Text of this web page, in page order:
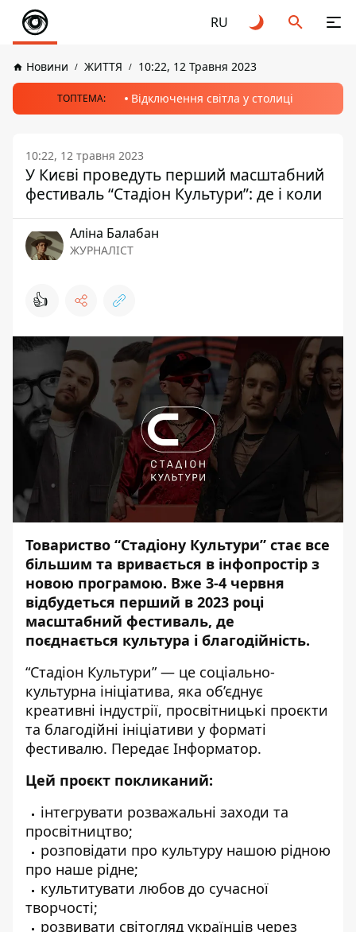
RU
Новини ЖИТТЯ 10:22, 12 Травня 2023
ТОПТЕМА: Відключення світла у столиці
10:22, 12 травня 2023
У Києві проведуть перший масштабний
фестиваль “Стадіон Культури”: де і коли
Аліна Балабан
ЖУРНАЛІСТ
👍
Товариство “Стадіону Культури” стає все
більшим та вривається в інфопростір з
новою програмою. Вже 3-4 червня
відбудеться перший в 2023 році
масштабний фестиваль, де
поєднається культура і благодійність.
“Стадіон Культури” — це соціально-
культурна ініціатива, яка об’єднує
креативні індустрії, просвітницькі проєкти
та благодійні ініціативи у форматі
фестивалю. Передає Інформатор.
Цей проєкт покликаний:
інтегрувати розважальні заходи та
просвітництво;
розповідати про культуру нашою рідною
про наше рідне;
культитувати любов до сучасної
творчості;
розвивати світогляд українців через